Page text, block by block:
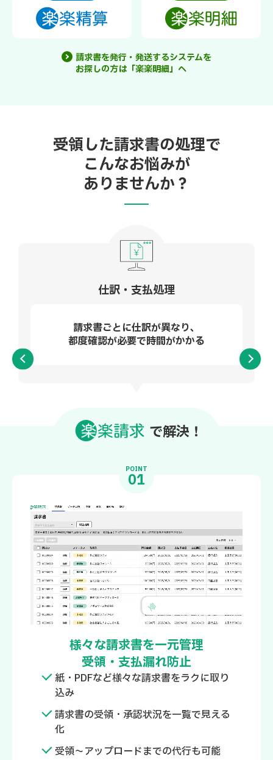
請求書を発行・発送するシステムを
お探しの方は「楽楽明細」へ
受領した請求書の処理で
こんなお悩みが
ありませんか？
仕訳・支払処理
請求書ごとに仕訳が異なり、
都度確認が必要で時間がかかる
で解決 ！
POINT
01
様々な請求書を一元管理
受領・支払漏れ防止
紙・PDFなど様々な請求書をラクに取り
込み
請求書の受領・承認状況を一覧で見える
化
受領～アップロードまでの代行も可能